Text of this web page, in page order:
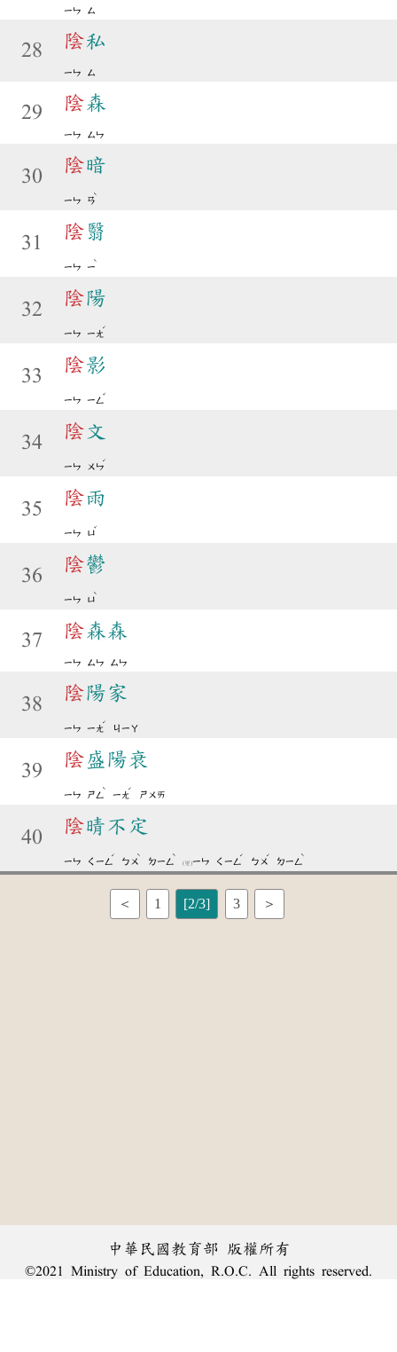
ㄧㄣ ㄙ
28 陰私
ㄧㄣ ㄙ
29 陰森
ㄧㄣ ㄙㄣ
30
陰暗
ㄧㄣ ㄢ
ˋ
31
陰 翳
ㄧㄣ ㄧ
ˋ
32
陰陽
ㄧㄣ ㄧㄤ
ˊ
33
陰影
ㄧㄣ ㄧㄥ
ˇ
34
陰 文
ㄧㄣ ㄨㄣ
ˊ
35
陰雨
ㄧㄣ ㄩ
ˇ
36
陰鬱
ㄧㄣ ㄩ
ˋ
37 陰森森
ㄧㄣ ㄙㄣ ㄙㄣ
38
陰陽家
ㄧㄣ ㄧㄤ
ˊ
ㄐㄧㄚ
39
陰盛陽衰
ㄧㄣ ㄕㄥ
ˋ
ㄧㄤ
ˊ
ㄕㄨㄞ
40
陰晴不定
ㄧㄣ ㄑㄧㄥ
ˊ
ㄅㄨ
ˋ
ㄉㄧㄥ
ˋ
(變)ㄧㄣ ㄑㄧㄥ
ˊ
ㄅㄨ
ˊ
ㄉㄧㄥ
ˋ
＜ 1 [2/3] 3 ＞
中華民國教育部 版權所有
©2021 Ministry of Education, R.O.C. All rights reserved.